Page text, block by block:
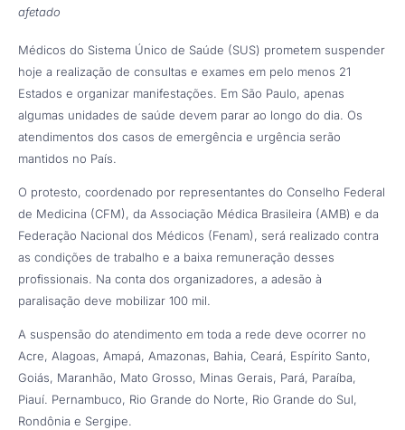
afetado
Médicos do Sistema Único de Saúde (SUS) prometem suspender
hoje a realização de consultas e exames em pelo menos 21
Estados e organizar manifestações. Em São Paulo, apenas
algumas unidades de saúde devem parar ao longo do dia. Os
atendimentos dos casos de emergência e urgência serão
mantidos no País.
O protesto, coordenado por representantes do Conselho Federal
de Medicina (CFM), da Associação Médica Brasileira (AMB) e da
Federação Nacional dos Médicos (Fenam), será realizado contra
as condições de trabalho e a baixa remuneração desses
profissionais. Na conta dos organizadores, a adesão à
paralisação deve mobilizar 100 mil.
A suspensão do atendimento em toda a rede deve ocorrer no
Acre, Alagoas, Amapá, Amazonas, Bahia, Ceará, Espírito Santo,
Goiás, Maranhão, Mato Grosso, Minas Gerais, Pará, Paraíba,
Piauí. Pernambuco, Rio Grande do Norte, Rio Grande do Sul,
Rondônia e Sergipe.